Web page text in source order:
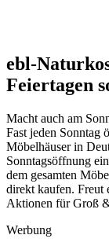
ebl-
Feiertagen
Macht auch am
Fast jeden Sonntag
Möbelhäuser in
Sonntagsöffnung
dem gesamten
direkt kaufen. Freut
Aktionen für Groß
Werbung